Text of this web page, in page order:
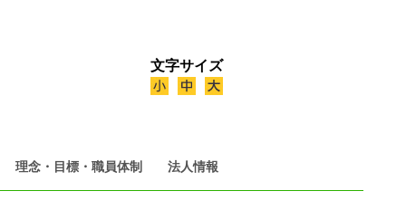
文字サイズ
法人情報
理念・目標・職員体制